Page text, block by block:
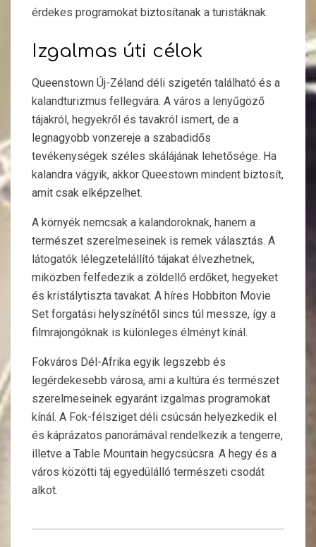
érdekes programokat biztosítanak a turistáknak.
Izgalmas úti célok
Queenstown Új-Zéland déli szigetén található és a
kalandturizmus fellegvára. A város a lenyűgöző
tájakról, hegyekről és tavakról ismert, de a
legnagyobb vonzereje a szabadidős
tevékenységek széles skálájának lehetősége. Ha
kalandra vágyik, akkor Queestown mindent biztosít,
amit csak elképzelhet.
A környék nemcsak a kalandoroknak, hanem a
természet szerelmeseinek is remek választás. A
látogatók lélegzetelállító tájakat élvezhetnek,
miközben felfedezik a zöldellő erdőket, hegyeket
és kristálytiszta tavakat. A híres Hobbiton Movie
Set forgatási helyszínétől sincs túl messze, így a
filmrajongóknak is különleges élményt kínál.
Fokváros Dél-Afrika egyik legszebb és
legérdekesebb városa, ami a kultúra és természet
szerelmeseinek egyaránt izgalmas programokat
kínál. A Fok-félsziget déli csúcsán helyezkedik el
és káprázatos panorámával rendelkezik a tengerre,
illetve a Table Mountain hegycsúcsra. A hegy és a
város közötti táj egyedülálló természeti csodát
alkot.